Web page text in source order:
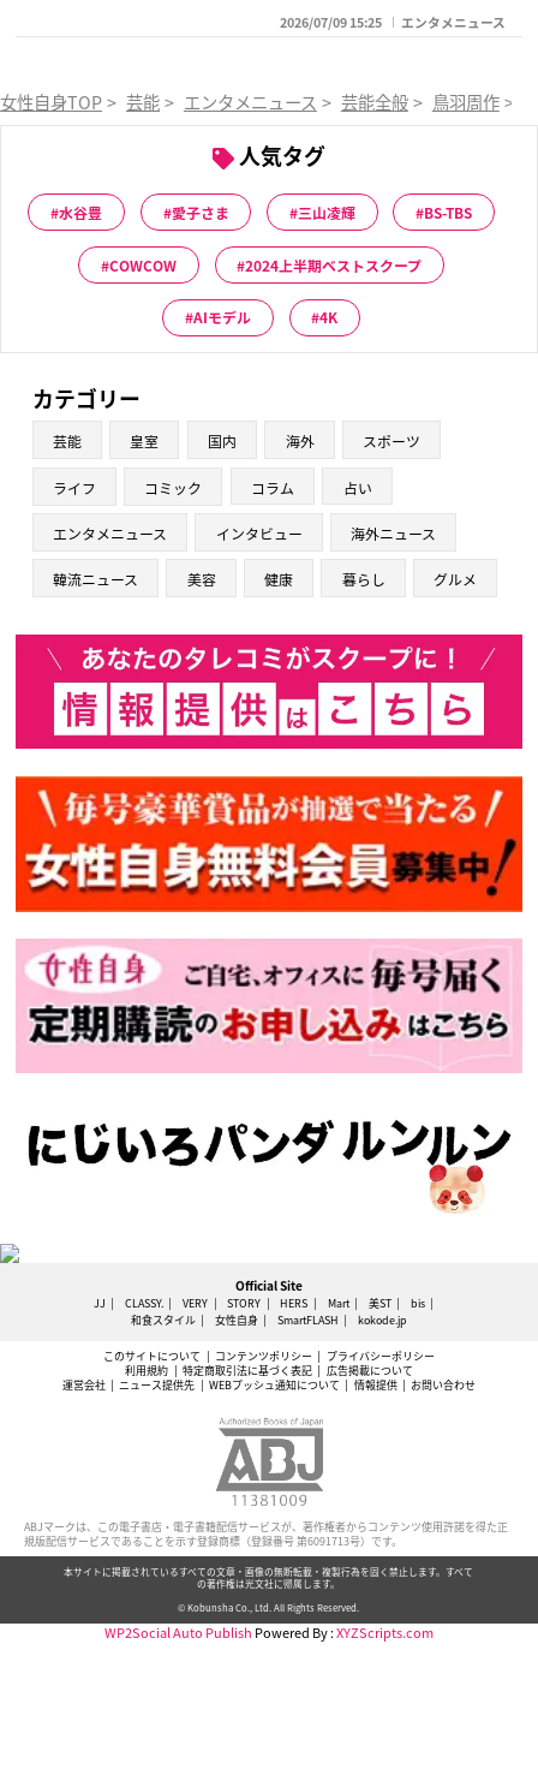
2026/07/09 15:25 エンタメニュース
女性自身TOP > 芸能 > エンタメニュース > 芸能全般 > 鳥羽周作 >
人気タグ
水谷豊 愛子さま 三山凌輝 BS-TBS
COWCOW 2024上半期ベストスクープ
AIモデル 4K
カテゴリー
芸能 皇室 国内 海外 スポーツ
ライフ コミック コラム 占い
エンタメニュース インタビュー 海外ニュース
韓流ニュース 美容 健康 暮らし グルメ
Official Site
JJ CLASSY. VERY STORY HERS Mart 美ST
bis
和食スタイル
女性自身 SmartFLASH kokode.jp
このサイトについて コンテンツポリシー
プライバシーポリシー
利用規約
特定商取引法に基づく表記
広告掲載について
運営会社
ニュース提供先 WEBプッシュ通知について 情報提供 お問い合わせ
ABJマークは、この電子書店・電子書籍配信サービスが、著作権者からコンテンツ使用許諾を得た正
規版配信サービスであることを示す登録商標（登録番号 第6091713号）です。
本サイトに掲載されているすべての文章・画像の無断転載・複製行為を固く禁止します。すべて
の著作権は光文社に帰属します。
© Kobunsha Co., Ltd. All Rights Reserved.
WP2Social Auto Publish Powered By :XYZScripts.com